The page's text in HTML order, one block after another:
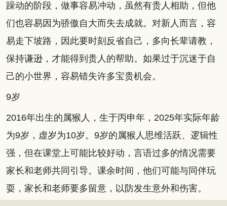
躁动的阶段，做事容易冲动，虽然有贵人相助，但他
们也容易因为骄傲自大而失去成就。对新人而言，容
易走下坡路，因此要时刻反省自己，多向长辈请教，
保持谦逊，才能得到贵人的帮助。如果过于沉迷于自
己的小世界，容易错失许多宝贵机会。
9岁
2016年出生的属猴人，生于丙申年，2025年实际年龄
为9岁，虚岁为10岁。9岁的属猴人思维活跃、逻辑性
强，但在课堂上可能比较好动，言语过多的情况需要
家长和老师共同引导。课余时间，他们可能与同伴玩
耍，家长和老师要多留意，以防发生意外和伤害。